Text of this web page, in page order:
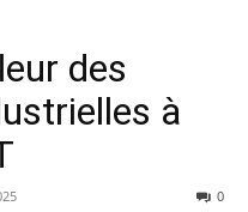
des
à
0